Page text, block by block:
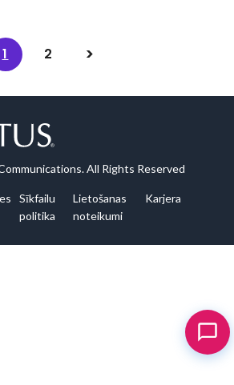
1 2
All Rights Reserved
Sīkfailu
politika
Lietošanas
noteikumi
Karjera